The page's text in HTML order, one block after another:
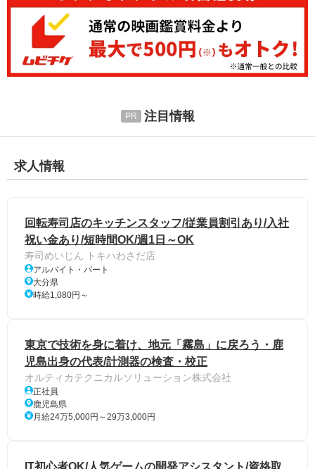
注目情報
求人情報
回転寿司店のキッチンスタッフ/従業員割引あり/入社
祝い金あり/短時間OK/週1日～OK
寿司めいじん トキハわさだ店
アルバイト・パート
大分県
時給1,080円～
東京で技術を身に着け、地元「霧島」に戻ろう・鹿
児島出身の代表/計測器の検査・校正
オルティカテクニカルソリューション株式会社
正社員
鹿児島県
月給24万5,000円～29万3,000円
IT初心者OK/人気ゲームの開発アシスタント/資格取